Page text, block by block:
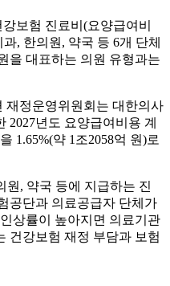
보험 진료비(요양급여비
, 한의원, 약국 등 6개 단체
을 대표하는 의원 유형과는
재정운영위원회는 대한의사
2027년도 요양급여비용 계
1.65%(약 1조2058억 원)로
원, 약국 등에 지급하는 진
공단과 의료공급자 단체가
상률이 높아지면 의료기관
건강보험 재정 부담과 보험